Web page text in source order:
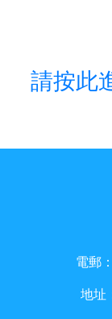
請按此
電郵：
地址